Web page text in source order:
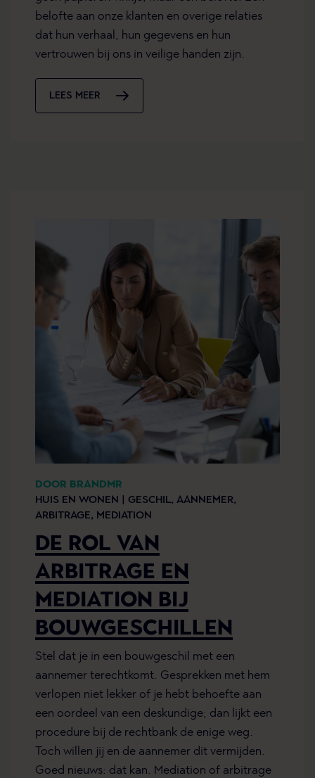
belofte aan onze klanten en overige relaties
dat hun verhaal, hun gegevens en hun
vertrouwen bij ons in veilige handen zijn.
LEES MEER
DOOR BRANDMR
HUIS EN WONEN |
GESCHIL, AANNEMER,
ARBITRAGE, MEDIATION
DE ROL VAN
ARBITRAGE EN
MEDIATION BIJ
BOUWGESCHILLEN
Stel dat je in een bouwgeschil met een
aannemer terechtkomt. Gesprekken met hem
verlopen niet lekker of je hebt behoefte aan
een oordeel van een deskundige; dan lijkt een
procedure bij de rechtbank de enige weg.
Toch willen jij en de aannemer dit vermijden.
Goed nieuws: dat kan. Mediation of arbitrage